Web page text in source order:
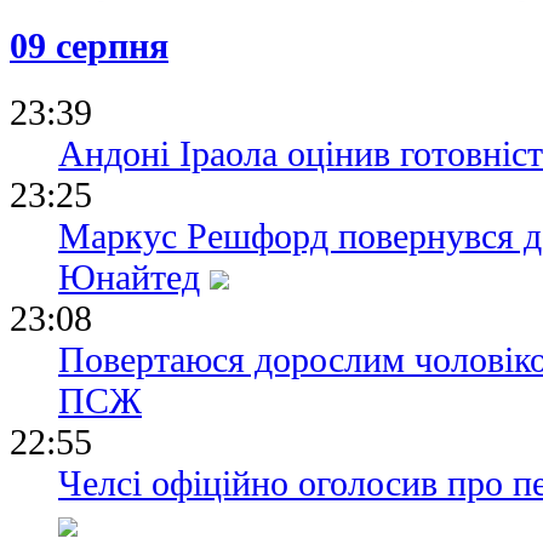
09 серпня
23:39
Андоні Іраола оцінив
23:25
Маркус Решфорд повернувся
Юнайтед
23:08
Повертаюся дорослим
ПСЖ
22:55
Челсі офіційно оголосив про